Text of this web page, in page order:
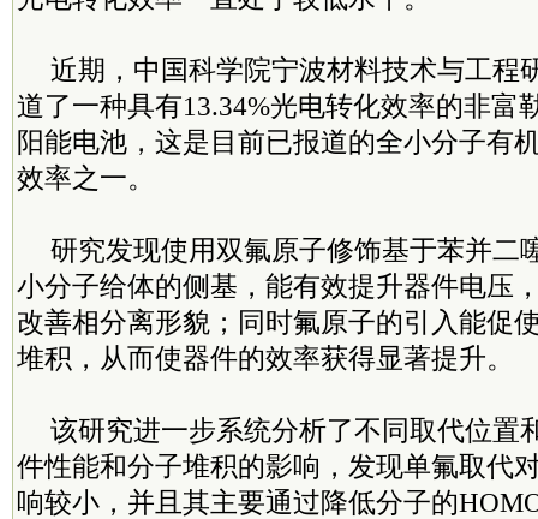
近期，中国科学院宁波材料技术与工程
道了一种具有13.34%光电转化效率的非富
阳能电池，这是目前已报道的全小分子有
效率之一。
研究发现使用双氟原子修饰基于苯并二
小分子给体的侧基，能有效提升器件电压
改善相分离形貌；同时氟原子的引入能促
堆积，从而使器件的效率获得显著提升。
该研究进一步系统分析了不同取代位置
件性能和分子堆积的影响，发现单氟取代
响较小，并且其主要通过降低分子的